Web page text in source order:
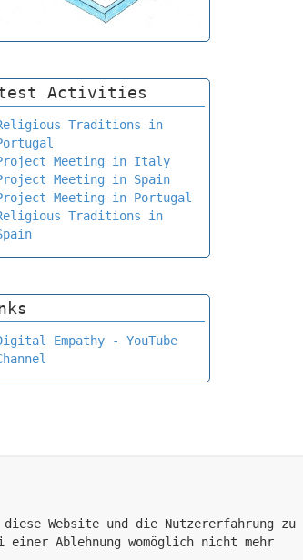
Activities
Traditions in
Meeting in Italy
Meeting in Spain
Meeting in Portugal
Traditions in
Empathy - YouTube
Website und die Nutzererfahrung zu
Ablehnung womöglich nicht mehr